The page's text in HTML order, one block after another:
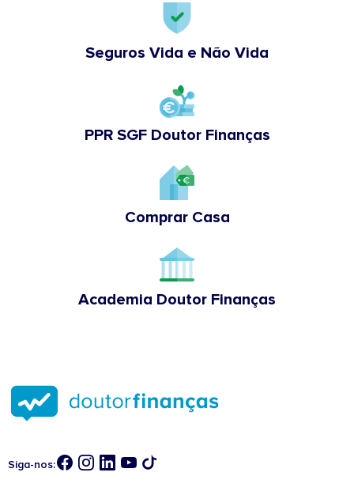
Seguros Vida e Não Vida
PPR SGF Doutor Finanças
Comprar Casa
Academia Doutor Finanças
Siga-nos: